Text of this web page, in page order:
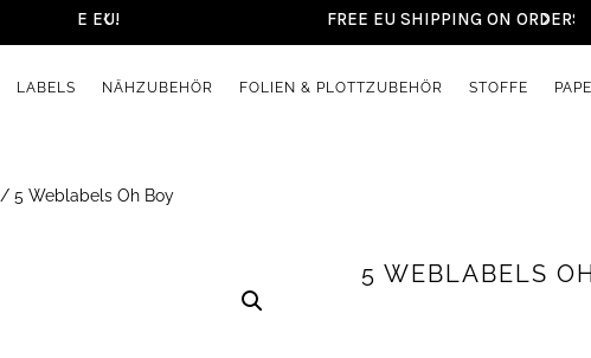
FREE EU SHIPPING ON ORDERS OVER €45
LABELS NÄHZUBEHÖR FOLIEN & PLOTTZUBEHÖR STOFFE
/ 5 Weblabels Oh Boy
5 WEBLABELS